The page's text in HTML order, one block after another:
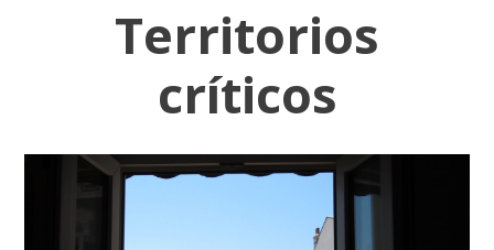
Territorios
críticos